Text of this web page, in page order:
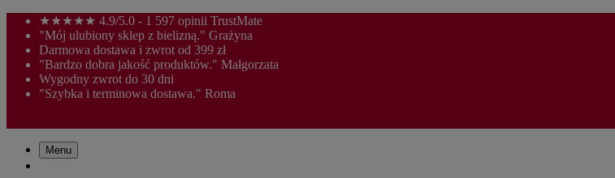
★★★★★ 4.9/5.0 - 1 597 opinii TrustMate
"Mój ulubiony sklep z bielizną." Grażyna
Darmowa dostawa i zwrot od 399 zł
"Bardzo dobra jakość produktów." Małgorzata
Wygodny zwrot do 30 dni
"Szybka i terminowa dostawa." Roma
Menu